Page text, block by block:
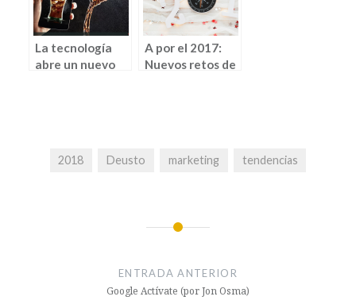
La tecnología
abre un nuevo
A por el 2017:
Nuevos retos de
2018 Deusto marketing tendencias
ENTRADA ANTERIOR
Google Actívate (por Jon Osma)